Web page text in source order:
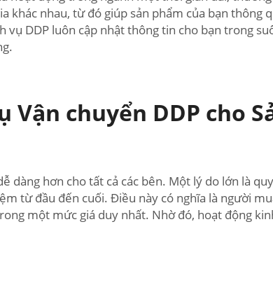
khác nhau, từ đó giúp sản phẩm của bạn thông
vụ DDP luôn cập nhật thông tin cho bạn trong
Vận chuyển DDP cho
dàng hơn cho tất cả các bên. Một lý do lớn là
từ đầu đến cuối. Điều này có nghĩa là người
một mức giá duy nhất. Nhờ đó, hoạt động